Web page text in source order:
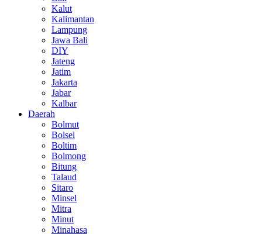
Kalut
Kalimantan
Lampung
Jawa Bali
DIY
Jateng
Jatim
Jakarta
Jabar
Kalbar
Daerah
Bolmut
Bolsel
Boltim
Bolmong
Bitung
Talaud
Sitaro
Minsel
Mitra
Minut
Minahasa